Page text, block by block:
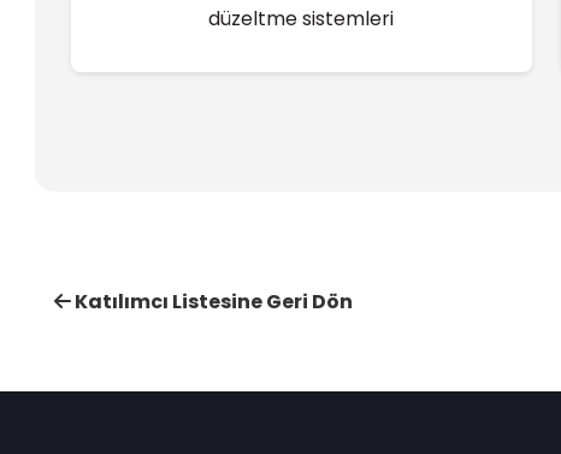
düzeltme sistemleri
Katılımcı Listesine Geri Dön